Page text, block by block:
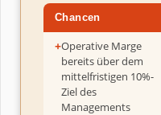
Chancen
Operative Marge
bereits über dem
mittelfristigen 10%-
Ziel des
Managements